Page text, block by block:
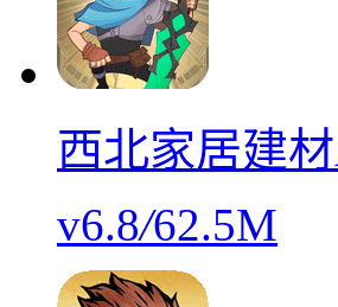
西北家居建
v6.8/62.5M